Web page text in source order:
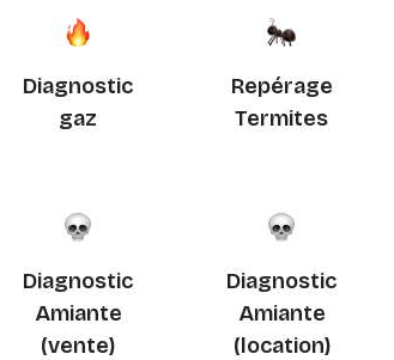
Diagnostic
gaz
Repérage
Termites
Diagnostic
Amiante
(vente)
Diagnostic
Amiante
(location)